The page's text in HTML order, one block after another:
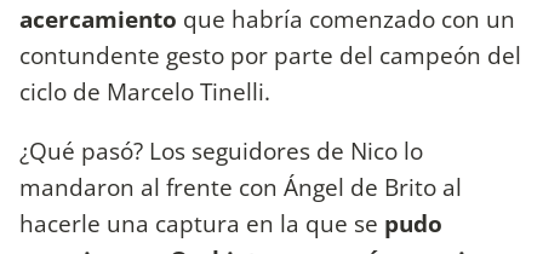
acercamiento que habría comenzado con un
contundente gesto por parte del campeón del
ciclo de Marcelo Tinelli.
¿Qué pasó? Los seguidores de Nico lo
mandaron al frente con Ángel de Brito al
hacerle una captura en la que se pudo